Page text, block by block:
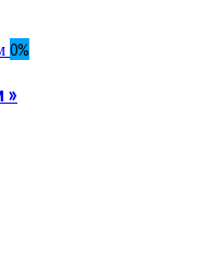
0%
»